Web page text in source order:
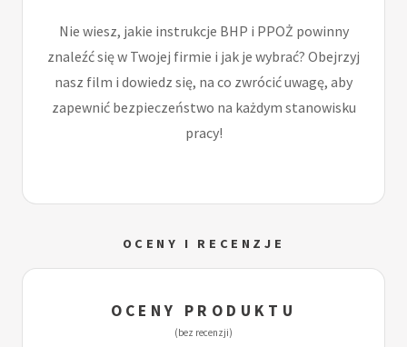
Nie wiesz, jakie instrukcje BHP i PPOŻ powinny
znaleźć się w Twojej firmie i jak je wybrać? Obejrzyj
nasz film i dowiedz się, na co zwrócić uwagę, aby
zapewnić bezpieczeństwo na każdym stanowisku
pracy!
OCENY I RECENZJE
OCENY PRODUKTU
(bez recenzji)